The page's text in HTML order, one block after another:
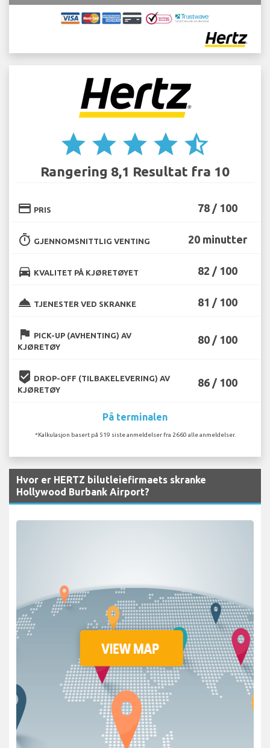
star star star star star_half
Rangering 8,1 Resultat fra 10
credit_card PRIS 78 / 100
timer GJENNOMSNITTLIG VENTING 20 minutter
directions_car KVALITET PÅ KJØRETØYET 82 / 100
room_service TJENESTER VED SKRANKE 81 / 100
flag PICK-UP (AVHENTING) AV
KJØRETØY
80 / 100
beenhere DROP-OFF (TILBAKELEVERING) AV
KJØRETØY
86 / 100
På terminalen
*Kalkulasjon basert på 519 siste anmeldelser fra 2660 alle anmeldelser.
Hvor er HERTZ bilutleiefirmaets skranke
Hollywood Burbank Airport?